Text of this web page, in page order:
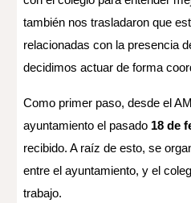
también nos trasladaron que
relacionadas con la presencia
decidimos actuar de forma
Como primer paso, desde el
ayuntamiento el pasado 18 de
recibido. A raíz de esto, se
entre el ayuntamiento, y el
trabajo.